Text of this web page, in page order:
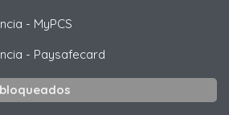
- MyPCS
- Paysafecard